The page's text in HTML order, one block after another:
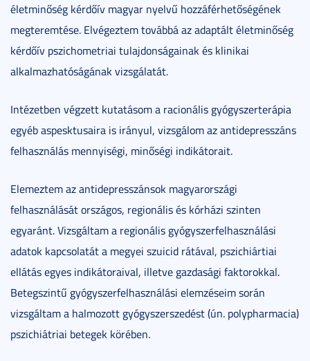
életminőség kérdőív magyar nyelvű hozzáférhetőségének
megteremtése. Elvégeztem továbbá az adaptált életminőség
kérdőív pszichometriai tulajdonságainak és klinikai
alkalmazhatóságának vizsgálatát.
Intézetben végzett kutatásom a racionális gyógyszerterápia
egyéb aspesktusaira is irányul, vizsgálom az antidepresszáns
felhasználás mennyiségi, minőségi indikátorait.
Elemeztem az antidepresszánsok magyarországi
felhasználását országos, regionális és kórházi szinten
egyaránt. Vizsgáltam a regionális gyógyszerfelhasználási
adatok kapcsolatát a megyei szuicid rátával, pszichiártiai
ellátás egyes indikátoraival, illetve gazdasági faktorokkal.
Betegszintű gyógyszerfelhasználási elemzéseim során
vizsgáltam a halmozott gyógyszerszedést (ún. polypharmacia)
pszichiátriai betegek körében.